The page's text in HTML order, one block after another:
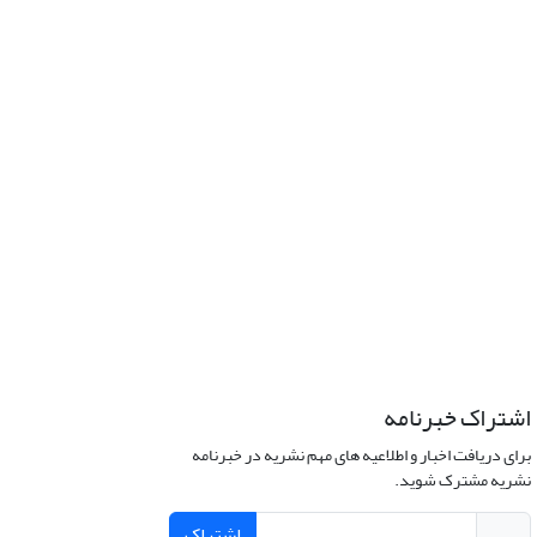
اشتراک خبرنامه
برای دریافت اخبار و اطلاعیه های مهم نشریه در خبرنامه
نشریه مشترک شوید.